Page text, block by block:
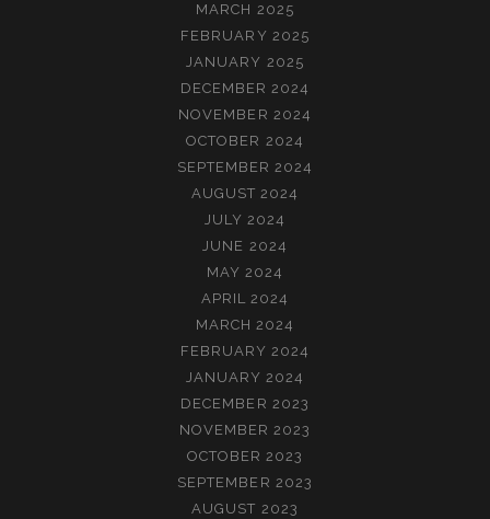
MARCH 2025
FEBRUARY 2025
JANUARY 2025
DECEMBER 2024
NOVEMBER 2024
OCTOBER 2024
SEPTEMBER 2024
AUGUST 2024
JULY 2024
JUNE 2024
MAY 2024
APRIL 2024
MARCH 2024
FEBRUARY 2024
JANUARY 2024
DECEMBER 2023
NOVEMBER 2023
OCTOBER 2023
SEPTEMBER 2023
AUGUST 2023